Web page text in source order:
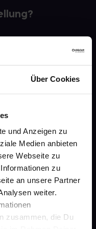
Über Cookies
und Anzeigen zu
Medien anbieten
Webseite zu
zu
an unsere Partner
weiter.
zusammen, die Du